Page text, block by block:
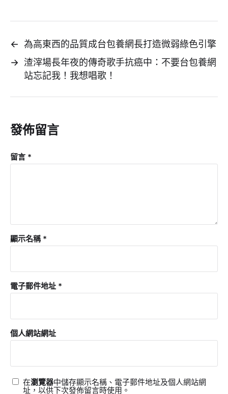
← 為高東西的品質成台包養網長打造微弱綠色引擎
→ 渣滓場長年夜的傳奇歌手抗癌中：不要台包養網
站忘記我！我想唱歌！
發佈留言
留言 *
顯示名稱 *
電子郵件地址 *
個人網站網址
在瀏覽器中儲存顯示名稱、電子郵件地址及個人網站網
址，以供下次發佈留言時使用。